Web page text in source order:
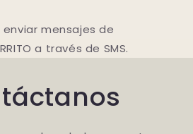
mensajes de
a través de SMS.